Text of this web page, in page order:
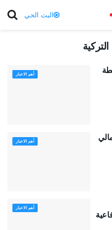
البث الحي
أهم الاخبار
أهم الاخبار
أهم الاخبار